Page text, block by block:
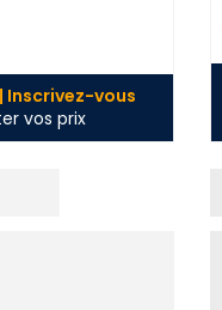
Inscrivez-vous
vos prix